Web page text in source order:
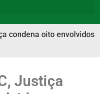
condena oito envolvidos
Justiça